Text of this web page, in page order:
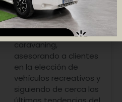
Cuenta con más de 10
años de experiencia
en el sector del
caravaning,
asesorando a clientes
en la elección de
vehículos recreativos y
siguiendo de cerca las